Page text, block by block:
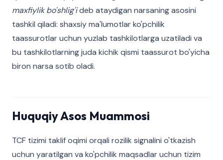
maxfiylik bo'shlig'ideb ataydigan narsaning asosini
tashkil qiladi: shaxsiy ma'lumotlar ko'pchilik
taassurotlar uchun yuzlab tashkilotlarga uzatiladi va
bu tashkilotlarning juda kichik qismi taassurot bo'yicha
biron narsa sotib oladi.
Huquqiy Asos Muammosi
TCF tizimi taklif oqimi orqali rozilik signalini o'tkazish
uchun yaratilgan va ko'pchilik maqsadlar uchun tizim